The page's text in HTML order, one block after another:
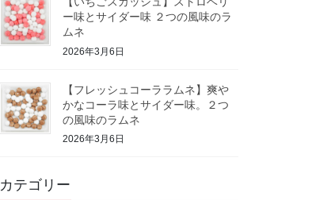
ー味とサイダー味 ２つの風味のラ
ムネ
2026年3月6日
【フレッシュコーララムネ】爽や
かなコーラ味とサイダー味。２つ
の風味のラムネ
2026年3月6日
カテゴリー